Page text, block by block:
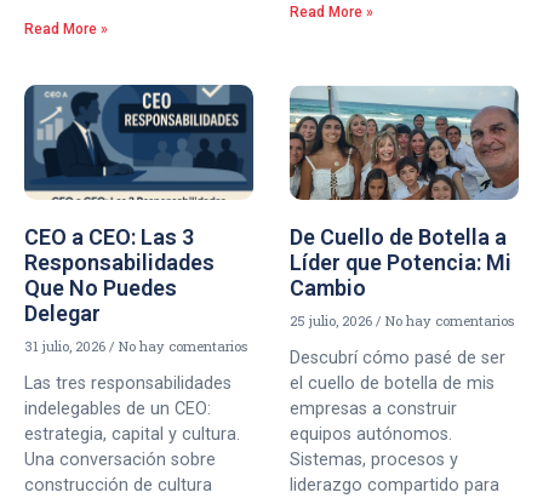
Read More »
Read More »
CEO a CEO: Las 3
Responsabilidades
Que No Puedes
Delegar
31 julio, 2026 No hay comentarios
Las tres responsabilidades
indelegables de un CEO:
estrategia, capital y cultura.
Una conversación sobre
construcción de cultura
De Cuello de Botella a
Líder que Potencia: Mi
Cambio
25 julio, 2026 No hay comentarios
Descubrí cómo pasé de ser
el cuello de botella de mis
empresas a construir
equipos autónomos.
Sistemas, procesos y
liderazgo compartido para